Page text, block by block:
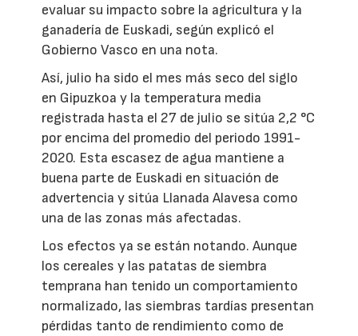
evaluar su impacto sobre la agricultura y la
ganadería de Euskadi, según explicó el
Gobierno Vasco en una nota.
Así, julio ha sido el mes más seco del siglo
en Gipuzkoa y la temperatura media
registrada hasta el 27 de julio se sitúa 2,2 °C
por encima del promedio del periodo 1991-
2020. Esta escasez de agua mantiene a
buena parte de Euskadi en situación de
advertencia y sitúa Llanada Alavesa como
una de las zonas más afectadas.
Los efectos ya se están notando. Aunque
los cereales y las patatas de siembra
temprana han tenido un comportamiento
normalizado, las siembras tardías presentan
pérdidas tanto de rendimiento como de